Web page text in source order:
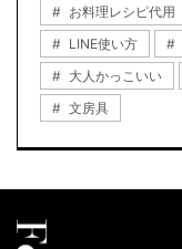
お料理レシピ代用
LINE使い方
大人かっこいい
文房具